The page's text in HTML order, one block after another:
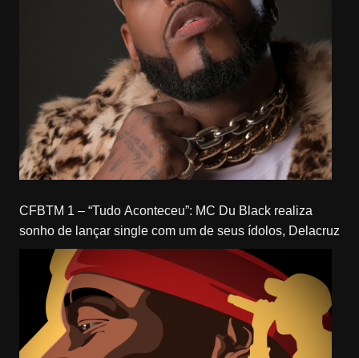
CFBTM 1 – “Tudo Aconteceu”: MC Du Black realiza
sonho de lançar single com um de seus ídolos, Delacruz